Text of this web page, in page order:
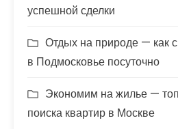
успешной сделки
Отдых на природе — как
в Подмосковье посуточно
Экономим на жилье —
поиска квартир в Москве